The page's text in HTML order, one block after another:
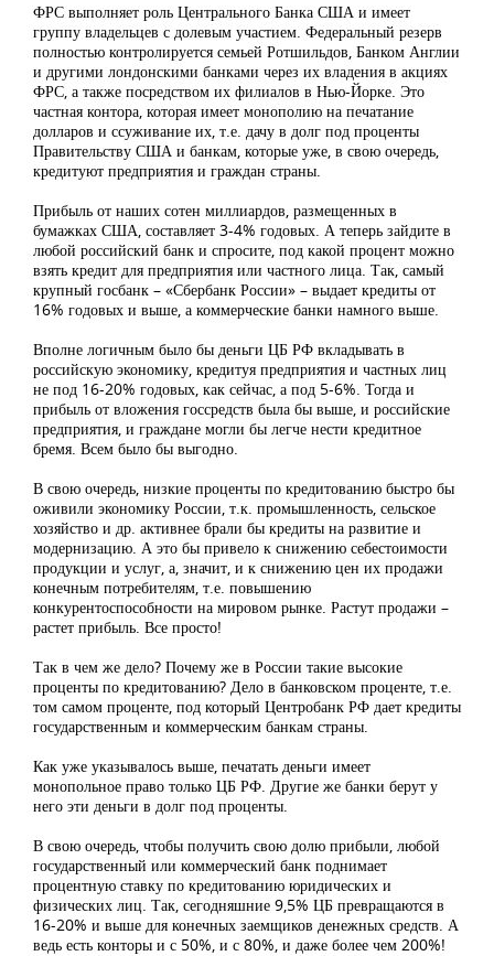
ФРС выполняет роль Центрального Банка США и имеет
группу владельцев с долевым участием. Федеральный резерв
полностью контролируется семьей Ротшильдов, Банком Англии
и другими лондонскими банками через их владения в акциях
ФРС, а также посредством их филиалов в Нью-Йорке. Это
частная контора, которая имеет монополию на печатание
долларов и ссуживание их, т.е. дачу в долг под проценты
Правительству США и банкам, которые уже, в свою очередь,
кредитуют предприятия и граждан страны.
Прибыль от наших сотен миллиардов, размещенных в
бумажках США, составляет 3-4% годовых. А теперь зайдите в
любой российский банк и спросите, под какой процент можно
взять кредит для предприятия или частного лица. Так, самый
крупный госбанк – «Сбербанк России» – выдает кредиты от
16% годовых и выше, а коммерческие банки намного выше.
Вполне логичным было бы деньги ЦБ РФ вкладывать в
российскую экономику, кредитуя предприятия и частных лиц
не под 16-20% годовых, как сейчас, а под 5-6%. Тогда и
прибыль от вложения госсредств была бы выше, и российские
предприятия, и граждане могли бы легче нести кредитное
бремя. Всем было бы выгодно.
В свою очередь, низкие проценты по кредитованию быстро бы
оживили экономику России, т.к. промышленность, сельское
хозяйство и др. активнее брали бы кредиты на развитие и
модернизацию. А это бы привело к снижению себестоимости
продукции и услуг, а, значит, и к снижению цен их продажи
конечным потребителям, т.е. повышению
конкурентоспособности на мировом рынке. Растут продажи –
растет прибыль. Все просто!
Так в чем же дело? Почему же в России такие высокие
проценты по кредитованию? Дело в банковском проценте, т.е.
том самом проценте, под который Центробанк РФ дает кредиты
государственным и коммерческим банкам страны.
Как уже указывалось выше, печатать деньги имеет
монопольное право только ЦБ РФ. Другие же банки берут у
него эти деньги в долг под проценты.
В свою очередь, чтобы получить свою долю прибыли, любой
государственный или коммерческий банк поднимает
процентную ставку по кредитованию юридических и
физических лиц. Так, сегодняшние 9,5% ЦБ превращаются в
16-20% и выше для конечных заемщиков денежных средств. А
ведь есть конторы и с 50%, и с 80%, и даже более чем 200%!